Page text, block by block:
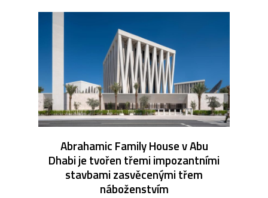
Abrahamic Family House v Abu
Dhabi je tvořen třemi impozantními
stavbami zasvěcenými třem
náboženstvím